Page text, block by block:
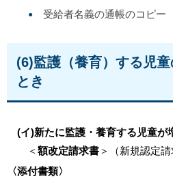
受給者名義の通帳のコピー
(6)監護（養育）する児
とき
(イ)新たに監護・養育する児童が
＜額改定請求書＞（新規認定請
〈添付書類〉